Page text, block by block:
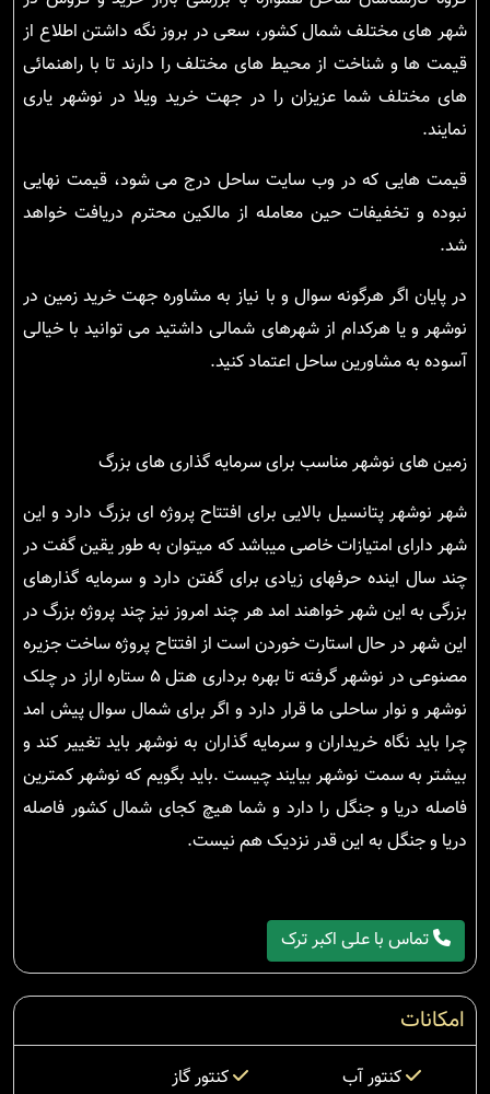
شهر های مختلف شمال کشور، سعی در بروز نگه داشتن اطلاع از
قیمت ها و شناخت از محیط های مختلف را دارند تا با راهنمائی
های مختلف شما عزیزان را در جهت خرید ویلا در نوشهر یاری
نمایند.
قیمت هایی که در وب سایت ساحل درج می شود، قیمت نهایی
نبوده و تخفیفات حین معامله از مالکین محترم دریافت خواهد
شد.
در پایان اگر هرگونه سوال و با نیاز به مشاوره جهت خرید زمین در
نوشهر و یا هرکدام از شهرهای شمالی داشتید می توانید با خیالی
آسوده به مشاورین ساحل اعتماد کنید.
زمین های نوشهر مناسب برای سرمایه گذاری های بزرگ
شهر نوشهر پتانسیل بالایی برای افتتاح پروژه ای بزرگ دارد و این
شهر دارای امتیازات خاصی میباشد که میتوان به طور یقین گفت در
چند سال اینده حرفهای زیادی برای گفتن دارد و سرمایه گذارهای
بزرگی به این شهر خواهند امد هر چند امروز نیز چند پروژه بزرگ در
این شهر در حال استارت خوردن است از افتتاح پروژه ساخت جزیره
مصنوعی در نوشهر گرفته تا بهره برداری هتل ۵ ستاره اراز در چلک
نوشهر و نوار ساحلی ما قرار دارد و اگر برای شمال سوال پیش امد
چرا باید نگاه خریداران و سرمایه گذاران به نوشهر باید تغییر کند و
بیشتر به سمت نوشهر بیایند چیست .باید بگویم که نوشهر کمترین
فاصله دریا و جنگل را دارد و شما هیچ کجای شمال کشور فاصله
دریا و جنگل به این قدر نزدیک هم نیست.
تماس با علی اکبر ترک
امکانات
کنتور آب
کنتور گاز